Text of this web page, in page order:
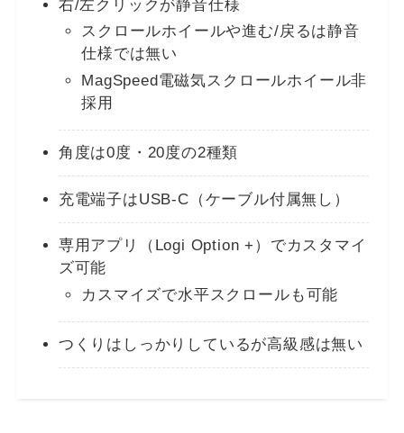
右/左クリックが静音仕様
スクロールホイールや進む/戻るは静音
仕様では無い
MagSpeed電磁気スクロールホイール非
採用
角度は0度・20度の2種類
充電端子はUSB-C（ケーブル付属無し）
専用アプリ（Logi Option +）でカスタマイ
ズ可能
カスマイズで水平スクロールも可能
つくりはしっかりしているが高級感は無い